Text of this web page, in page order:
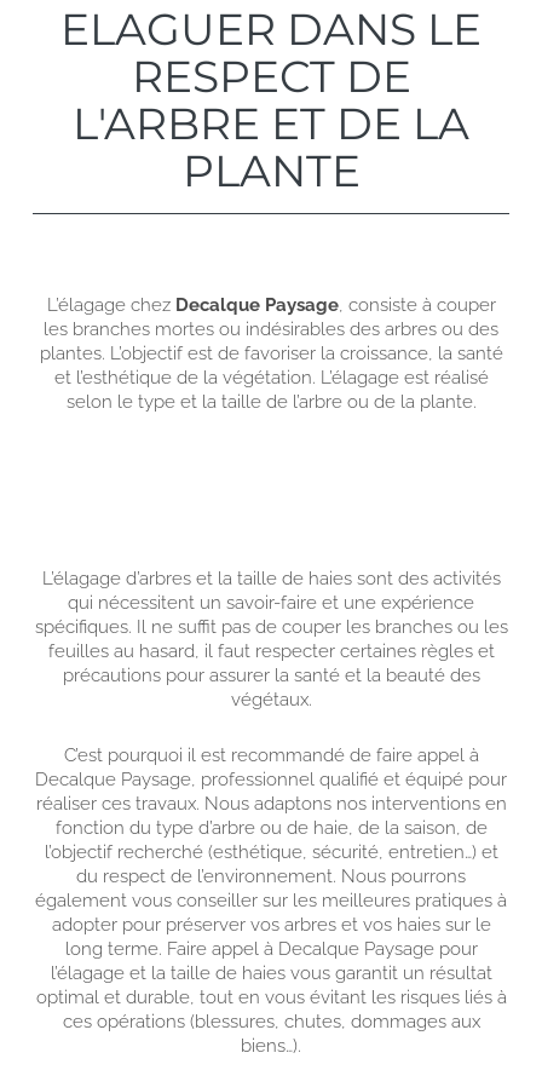
ELAGUER DANS LE
RESPECT DE
L'ARBRE ET DE LA
PLANTE
L’élagage chez Decalque Paysage, consiste à couper
les branches mortes ou indésirables des arbres ou des
plantes. L’objectif est de favoriser la croissance, la santé
et l’esthétique de la végétation. L’élagage est réalisé
selon le type et la taille de l’arbre ou de la plante.
L’élagage d’arbres et la taille de haies sont des activités
qui nécessitent un savoir-faire et une expérience
spécifiques. Il ne suffit pas de couper les branches ou les
feuilles au hasard, il faut respecter certaines règles et
précautions pour assurer la santé et la beauté des
végétaux.
C’est pourquoi il est recommandé de faire appel à
Decalque Paysage, professionnel qualifié et équipé pour
réaliser ces travaux. Nous adaptons nos interventions en
fonction du type d’arbre ou de haie, de la saison, de
l’objectif recherché (esthétique, sécurité, entretien…) et
du respect de l’environnement. Nous pourrons
également vous conseiller sur les meilleures pratiques à
adopter pour préserver vos arbres et vos haies sur le
long terme. Faire appel à Decalque Paysage pour
l’élagage et la taille de haies vous garantit un résultat
optimal et durable, tout en vous évitant les risques liés à
ces opérations (blessures, chutes, dommages aux
biens…).